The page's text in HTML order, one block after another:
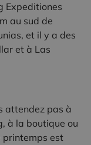
Expeditiones
au sud de
et il y a des
et à Las
attendez pas à
à la boutique ou
printemps est